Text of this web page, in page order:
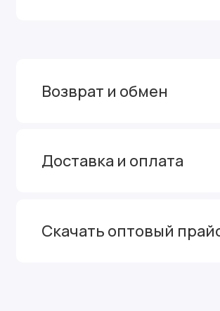
Возврат и обмен
Доставка и оплата
Скачать оптовый